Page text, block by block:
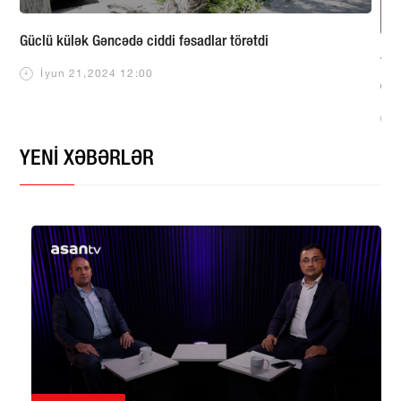
Güclü külək Gəncədə ciddi fəsadlar törətdi
İyun 21,2024 12:00
YENİ XƏBƏRLƏR